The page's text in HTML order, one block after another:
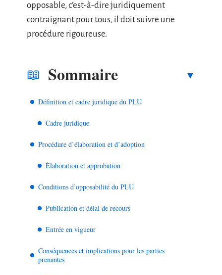
opposable, c’est-à-dire juridiquement
contraignant pour tous, il doit suivre une
procédure rigoureuse.
Sommaire
Définition et cadre juridique du PLU
Cadre juridique
Procédure d’élaboration et d’adoption
Élaboration et approbation
Conditions d’opposabilité du PLU
Publication et délai de recours
Entrée en vigueur
Conséquences et implications pour les parties
prenantes